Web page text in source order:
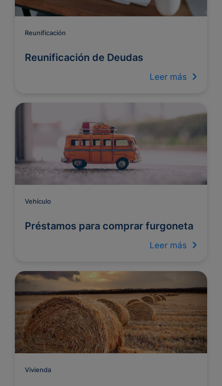
Reunificación
Reunificación de Deudas
Leer más
Vehículo
Préstamos para comprar furgoneta
Leer más
Vivienda